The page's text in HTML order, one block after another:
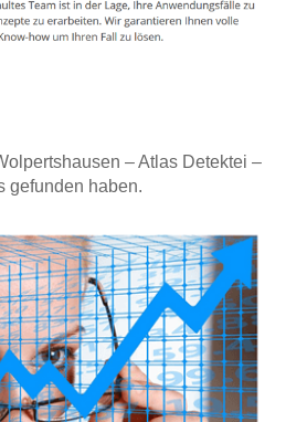
– Atlas Detektei –
gefunden haben.